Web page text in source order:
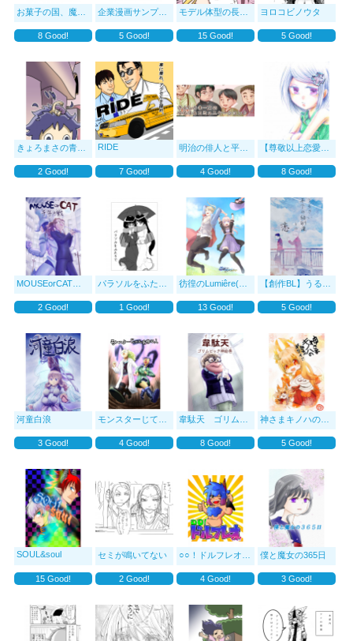
お菓子の国、魔人の王
8Good!
企業漫画サンプル例
5Good!
モデル体型の長足ネコチャンのおはなし（
15Good!
ヨロコビノウタ
5Good!
きょろまさの青春絵巻
2Good!
RIDE
7Good!
明治の俳人と平成の女子高生のゆるゆるコ
4Good!
【尊敬以上恋愛未満】
8Good!
MOUSEorCAT 千年の戦
2Good!
パラソルをふたりで
1 Good!
彷徨のLumiêre(リュミエール)
13Good!
【創作BL】うるさい
5Good!
河童白浪
3Good!
モンスターじてんを作る人
4Good!
韋駄天 ゴリムピック神絵巻
8Good!
神さまキノハの趣味が
5Good!
SOUL&soul
15Good!
セミが鳴いてない
2Good!
○○！ドルフレオくん！
4Good!
僕と魔女の365日
3Good!